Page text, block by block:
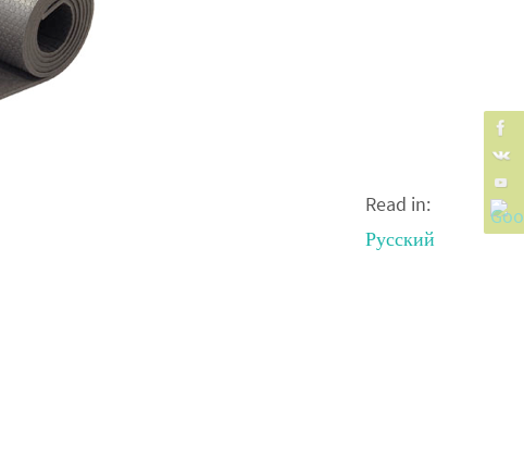
Read in:
Русский